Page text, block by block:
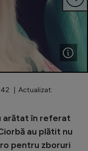
| Actualizat:
arătat în referat
au plătit nu
pentru zboruri